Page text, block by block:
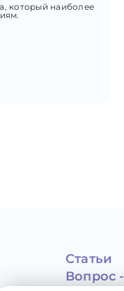
который наиболее
Статьи
Вопрос -